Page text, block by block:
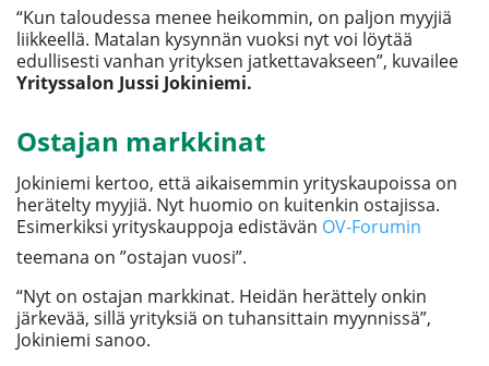
“Kun taloudessa menee heikommin, on paljon myyjiä
liikkeellä. Matalan kysynnän vuoksi nyt voi löytää
edullisesti vanhan yrityksen jatkettavakseen”, kuvailee
Yrityssalon Jussi Jokiniemi.
Ostajan markkinat
Jokiniemi kertoo, että aikaisemmin yrityskaupoissa on
herätelty myyjiä. Nyt huomio on kuitenkin ostajissa.
Esimerkiksi yrityskauppoja edistävän OV-Forumin
teemana on ”ostajan vuosi”.
“Nyt on ostajan markkinat. Heidän herättely onkin
järkevää, sillä yrityksiä on tuhansittain myynnissä”,
Jokiniemi sanoo.